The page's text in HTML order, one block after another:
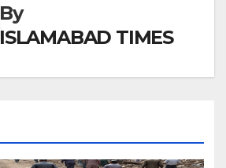
By
ISLAMABAD TIMES